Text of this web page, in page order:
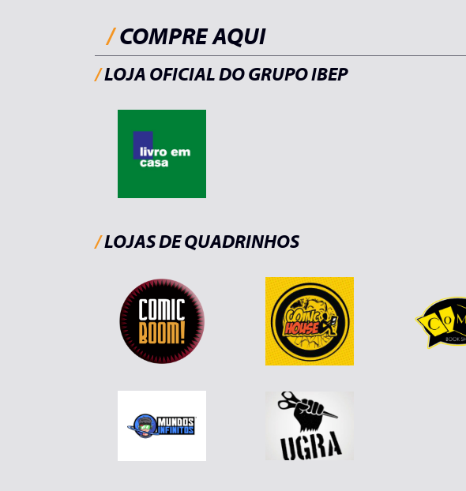
/COMPRE AQUI
/LOJA OFICIAL DO GRUPO IBEP
/LOJAS DE QUADRINHOS